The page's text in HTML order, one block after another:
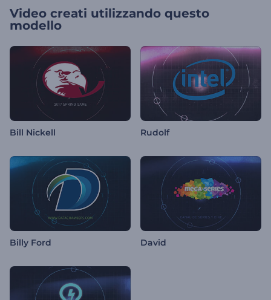
Video creati utilizzando questo
modello
Bill Nickell Rudolf
Billy Ford David